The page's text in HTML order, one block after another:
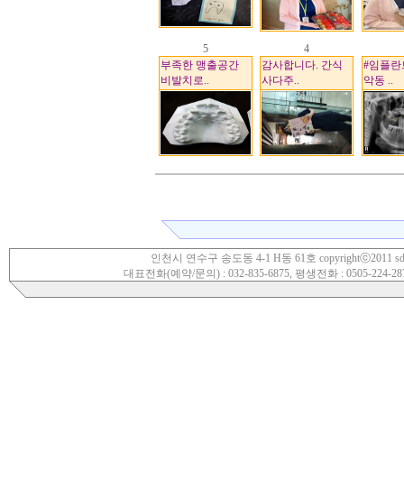
5
부족한 맹출공간
비발치로..
4
감사합니다. 간식
사다주..
#임플란
악동 ..
인천시 연수구 송도동 4-1 H동 61호 copyrightⓒ2011
대표전화(예약/문의) : 032-835-6875, 평생전화 : 0505-224-